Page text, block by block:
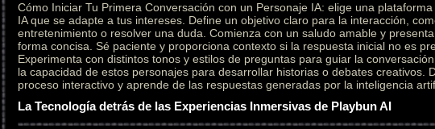
Cómo Iniciar Tu Primera Conversación con un Personaje IA: elige una
IA que se adapte a tus intereses. Define un objetivo claro para la interacción,
entretenimiento o resolver una duda. Comienza con un saludo amable y
forma concisa. Sé paciente y proporciona contexto si la respuesta inicial no es
Experimenta con distintos tonos y estilos de preguntas para guiar la
la capacidad de estos personajes para desarrollar historias o debates creativos.
proceso interactivo y aprende de las respuestas generadas por la inteligencia
La Tecnología detrás de las Experiencias Inmersivas de Playbun AI